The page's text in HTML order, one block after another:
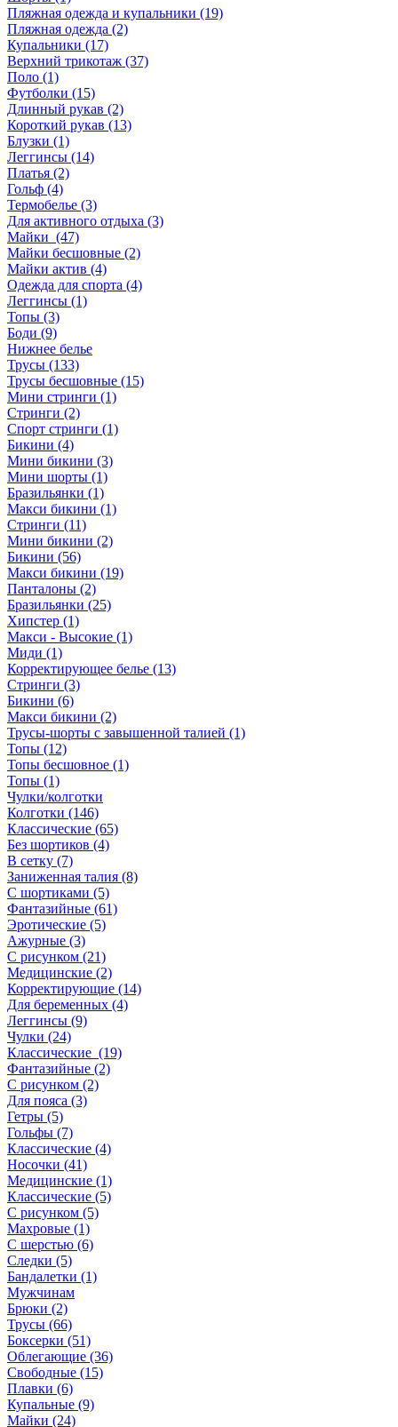
Пляжная одежда и купальники (19)
Пляжная одежда (2)
Купальники (17)
Верхний трикотаж (37)
Поло (1)
Футболки (15)
Длинный рукав (2)
Короткий рукав (13)
Блузки (1)
Леггинсы (14)
Платья (2)
Гольф (4)
Термобелье (3)
Для активного отдыха (3)
Майки (47)
Майки бесшовные (2)
Майки актив (4)
Одежда для спорта (4)
Леггинсы (1)
Топы (3)
Боди (9)
Нижнее белье
Трусы (133)
Трусы бесшовные (15)
Мини стринги (1)
Стринги (2)
Спорт стринги (1)
Бикини (4)
Мини бикини (3)
Мини шорты (1)
Бразильянки (1)
Макси бикини (1)
Стринги (11)
Мини бикини (2)
Бикини (56)
Макси бикини (19)
Панталоны (2)
Бразильянки (25)
Хипстер (1)
Макси - Высокие (1)
Миди (1)
Корректирующее белье (13)
Стринги (3)
Бикини (6)
Макси бикини (2)
Трусы-шорты с завышенной талией (1)
Топы (12)
Топы бесшовное (1)
Топы (1)
Чулки/колготки
Колготки (146)
Классические (65)
Без шортиков (4)
В сетку (7)
Заниженная талия (8)
C шортиками (5)
Фантазийные (61)
Эротические (5)
Ажурные (3)
С рисунком (21)
Медицинские (2)
Корректирующие (14)
Для беременных (4)
Леггинсы (9)
Чулки (24)
Классические (19)
Фантазийные (2)
С рисунком (2)
Для пояса (3)
Гетры (5)
Гольфы (7)
Классические (4)
Носочки (41)
Медицинские (1)
Классические (5)
С рисунком (5)
Махровые (1)
С шерстью (6)
Следки (5)
Бандалетки (1)
Мужчинам
Брюки (2)
Трусы (66)
Боксерки (51)
Облегающие (36)
Свободные (15)
Плавки (6)
Купальные (9)
Майки (24)